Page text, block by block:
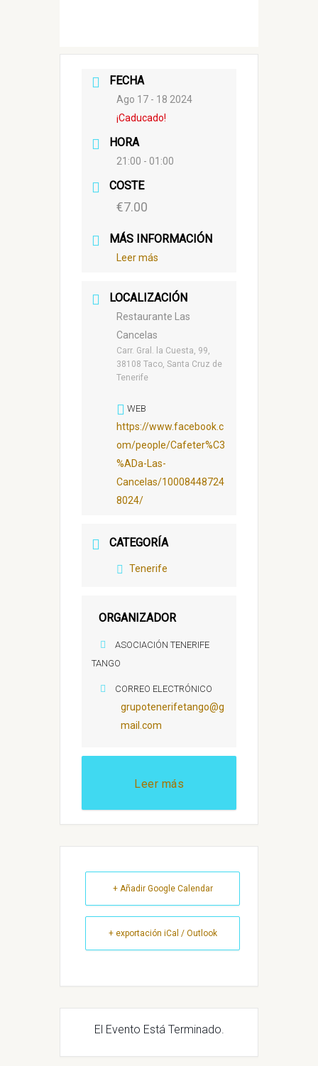
FECHA
Ago 17 - 18 2024
¡Caducado!
HORA
21:00 - 01:00
COSTE
€7.00
MÁS INFORMACIÓN
Leer más
LOCALIZACIÓN
Restaurante Las
Cancelas
Carr. Gral. la Cuesta, 99,
38108 Taco, Santa Cruz de
Tenerife
WEB
https://www.facebook.c
om/people/Cafeter%C3
%ADa-Las-
Cancelas/10008448724
8024/
CATEGORÍA
Tenerife
ORGANIZADOR
ASOCIACIÓN TENERIFE
TANGO
CORREO ELECTRÓNICO
grupotenerifetango@g
mail.com
Leer más
+ Añadir Google Calendar
+ exportación iCal / Outlook
El Evento Está Terminado.